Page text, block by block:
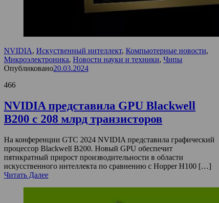
NVIDIA, Искуственный интеллект, Компьютерные новости,
Микроэлектроника, Новости науки и техники, Чипы
Опубликовано20.03.2024
466
NVIDIA представила GPU Blackwell
B200 с 208 млрд транзисторов
На конференции GTC 2024 NVIDIA представила графический
процессор Blackwell B200. Новый GPU обеспечит
пятикратный прирост производительности в области
искусственного интеллекта по сравнению с Hopper H100 […]
Читать Далее